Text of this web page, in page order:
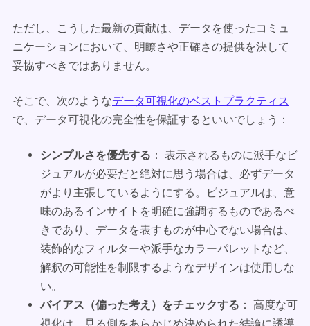
ただし、こうした最新の貢献は、データを使ったコミュ
ニケーションにおいて、明瞭さや正確さの提供を決して
妥協すべきではありません。
そこで、次のようなデータ可視化のベストプラクティス
で、データ可視化の完全性を保証するといいでしょう：
シンプルさを優先する ： 表示されるものに派手なビ
ジュアルが必要だと絶対に思う場合は、必ずデータ
がより主張しているようにする。ビジュアルは、意
味のあるインサイトを明確に強調するものであるべ
きであり、データを表すものが中心でない場合は、
装飾的なフィルターや派手なカラーパレットなど、
解釈の可能性を制限するようなデザインは使用しな
い。
バイアス（偏った考え）をチェックする ： 高度な可